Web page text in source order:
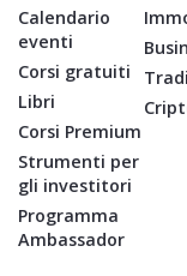
Calendario
eventi
Corsi gratuiti
Libri
Corsi Premium
Strumenti per
gli investitori
Programma
Ambassador